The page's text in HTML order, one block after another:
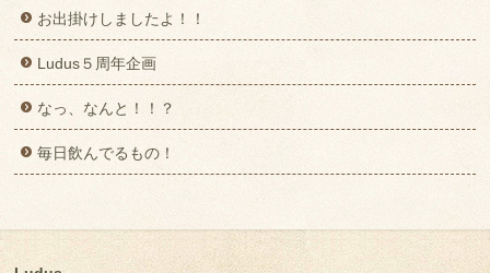
お出掛けしましたよ！！
Ludus５周年企画
なっ、なんと！！？
毎日飲んでるもの！